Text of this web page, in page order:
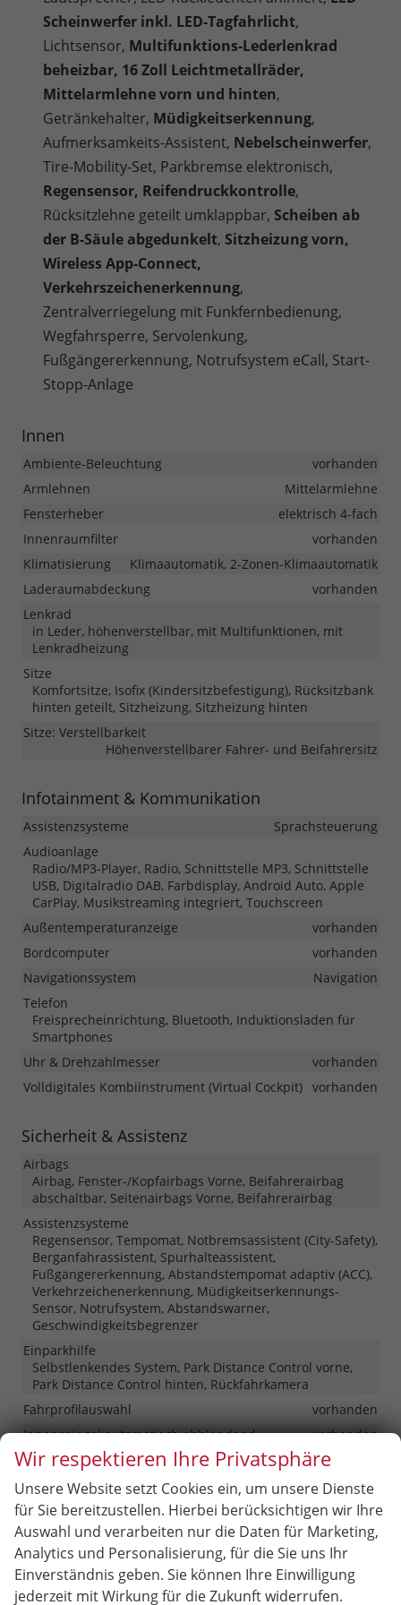
Scheinwerfer inkl. LED-Tagfahrlicht,
Lichtsensor, Multifunktions-Lederlenkrad
beheizbar, 16 Zoll Leichtmetallräder,
Mittelarmlehne vorn und hinten,
Getränkehalter, Müdigkeitserkennung,
Aufmerksamkeits-Assistent, Nebelscheinwerfer,
Tire-Mobility-Set, Parkbremse elektronisch,
Regensensor, Reifendruckkontrolle,
Rücksitzlehne geteilt umklappbar, Scheiben ab
der B-Säule abgedunkelt, Sitzheizung vorn,
Wireless App-Connect,
Verkehrszeichenerkennung,
Zentralverriegelung mit Funkfernbedienung,
Wegfahrsperre, Servolenkung,
Fußgängererkennung, Notrufsystem eCall, Start-
Stopp-Anlage
Innen
Ambiente-Beleuchtung
vorhanden
Armlehnen
Mittelarmlehne
Fensterheber
elektrisch 4-fach
Innenraumfilter
vorhanden
Klimatisierung
Klimaautomatik, 2-Zonen-Klimaautomatik
Laderaumabdeckung
vorhanden
Lenkrad
in Leder, höhenverstellbar, mit Multifunktionen, mit
Lenkradheizung
Sitze
Komfortsitze, Isofix (Kindersitzbefestigung), Rücksitzbank
hinten geteilt, Sitzheizung, Sitzheizung hinten
Sitze: Verstellbarkeit
Höhenverstellbarer Fahrer- und Beifahrersitz
Infotainment & Kommunikation
Assistenzsysteme
Sprachsteuerung
Audioanlage
Radio/MP3-Player, Radio, Schnittstelle MP3, Schnittstelle
USB, Digitalradio DAB, Farbdisplay, Android Auto, Apple
CarPlay, Musikstreaming integriert, Touchscreen
Außentemperaturanzeige
vorhanden
Bordcomputer
vorhanden
Navigationssystem
Navigation
Telefon
Freisprecheinrichtung, Bluetooth, Induktionsladen für
Smartphones
Uhr & Drehzahlmesser
vorhanden
Volldigitales Kombiinstrument (Virtual Cockpit) vorhanden
Sicherheit & Assistenz
Airbags
Airbag, Fenster-/Kopfairbags Vorne, Beifahrerairbag
abschaltbar, Seitenairbags Vorne, Beifahrerairbag
Assistenzsysteme
Regensensor, Tempomat, Notbremsassistent (City-Safety),
Berganfahrassistent, Spurhalteassistent,
Fußgängererkennung, Abstandstempomat adaptiv (ACC),
Verkehrzeichenerkennung, Müdigkeitserkennungs-
Sensor, Notrufsystem, Abstandswarner,
Geschwindigkeitsbegrenzer
Einparkhilfe
Selbstlenkendes System, Park Distance Control vorne,
Park Distance Control hinten, Rückfahrkamera
Fahrprofilauswahl
vorhanden
Innenspiegel automatisch abblendend
vorhanden
Lenkung
Servolenkung
Lichttechnik
Lichtsensor, Nebelscheinwerfer, Tagfahrlicht, LED-
Rückleuchten, LED-Scheinwerfer, LED-Tagfahrlicht
Pannenhilfe
Pannenkit
Start/Stop-Automatik
vorhanden
Zentralverriegelung
Wir respektieren Ihre Privatsphäre
Unsere Website setzt Cookies ein, um unsere Dienste
für Sie bereitzustellen. Hierbei berücksichtigen wir Ihre
Auswahl und verarbeiten nur die Daten für Marketing,
Analytics und Personalisierung, für die Sie uns Ihr
Einverständnis geben. Sie können Ihre Einwilligung
jederzeit mit Wirkung für die Zukunft widerrufen.